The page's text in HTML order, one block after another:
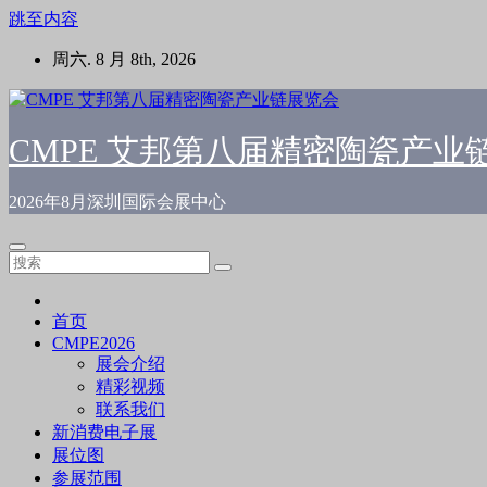
跳至内容
周六. 8 月 8th, 2026
CMPE 艾邦第八届精密陶瓷产业
2026年8月深圳国际会展中心
首页
CMPE2026
展会介绍
精彩视频
联系我们
新消费电子展
展位图
参展范围